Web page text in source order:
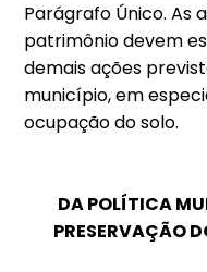
Parágrafo Único. As
patrimônio devem
demais ações
município, em
ocupação do solo.
DA POLÍTICA
PRESERVAÇÃO